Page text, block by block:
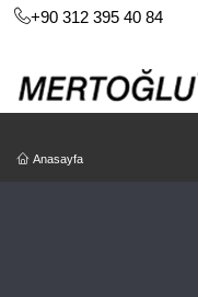
+90 312 395 40 84
Anasayfa